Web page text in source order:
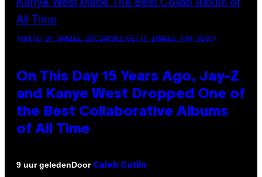
(PHOTO BY DANIEL BOCZARSKI/GETTY IMAGES FOR VEVO)
On This Day 15 Years Ago, Jay-Z
and Kanye West Dropped One of
the Best Collaborative Albums
of All Time
9 uur geledenDoor Caleb Catlin